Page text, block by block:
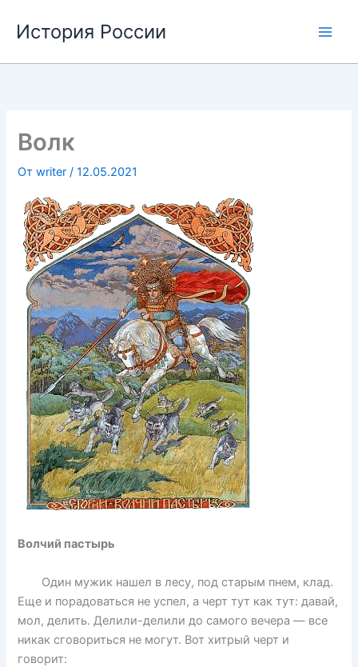
содержимому
История России
Волк
Отwriter/12.05.2021
Волчий пастырь
Один мужик нашел в лесу, под старым пнем, клад.
Еще и порадоваться не успел, а черт тут как тут: давай,
мол, делить. Делили-делили до самого вечера — все
никак сговориться не могут. Вот хитрый черт и
говорит: